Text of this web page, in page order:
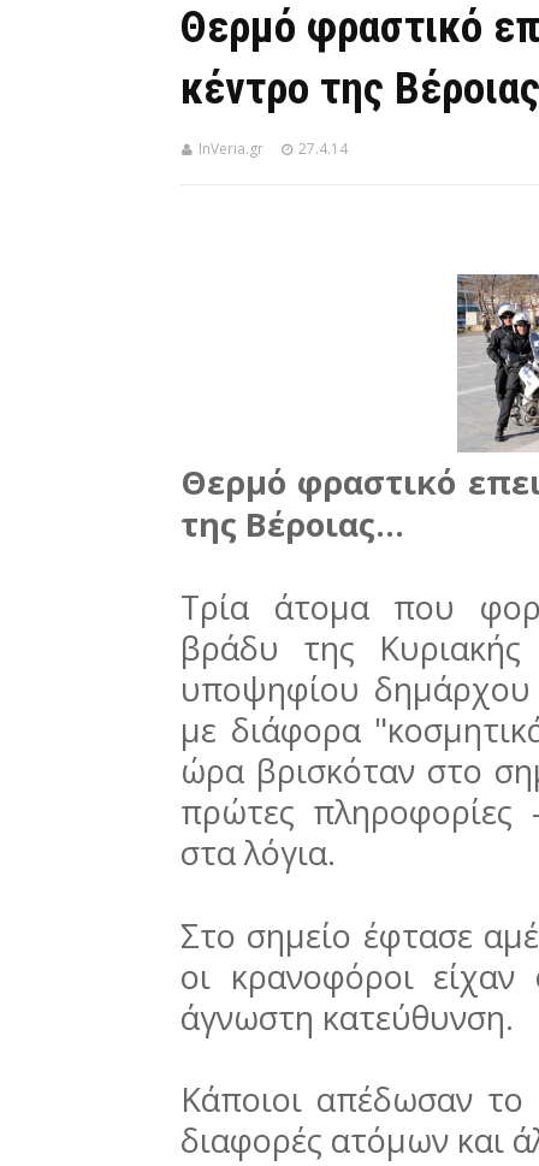
Θερμό φραστικό
κέντρο της Βέροιας
InVeria.gr 27.4.14
Θερμό φραστικό
της Βέροιας...
Τρία άτομα που
βράδυ της Κυριακής
υποψηφίου δημάρχου
με διάφορα
ώρα βρισκόταν στο
πρώτες πληροφορίες
στα λόγια.
Στο σημείο έφτασε
οι κρανοφόροι
άγνωστη κατεύθυνση.
Κάποιοι απέδωσαν το
διαφορές ατόμων και